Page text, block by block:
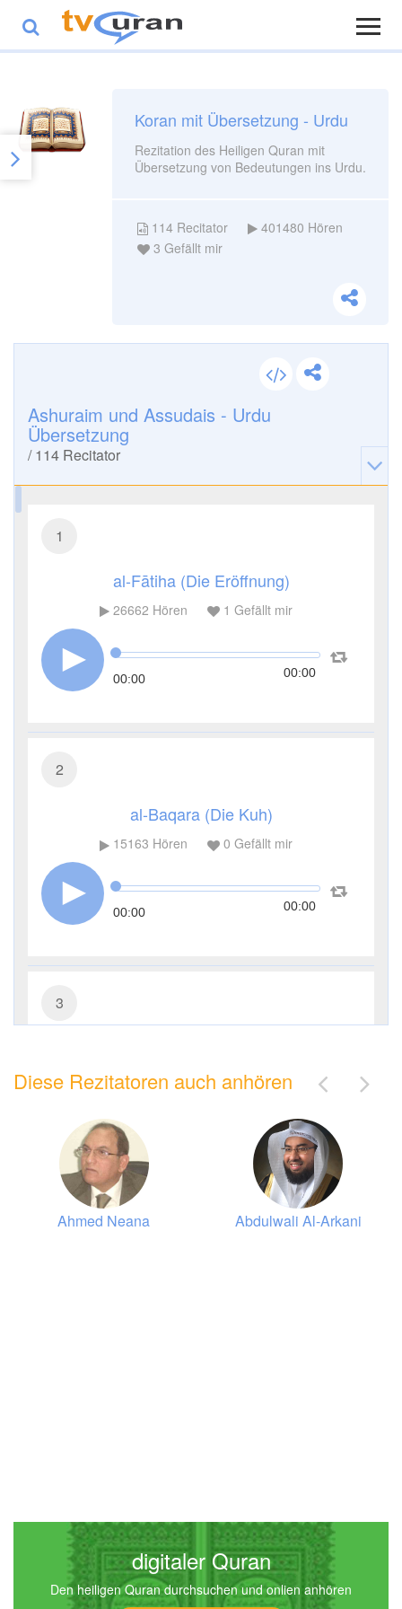
Koran mit Übersetzung - Urdu
Rezitation des Heiligen Quran mit
Übersetzung von Bedeutungen ins Urdu.
114 Recitator 401480 Hören
3 Gefällt mir
Ashuraim und Assudais - Urdu
Übersetzung
/114 Recitator
1
al-Fātiha (Die Eröffnung)
26662 Hören 1 Gefällt mir
00:00 00:00
2
al-Baqara (Die Kuh)
15163 Hören 0 Gefällt mir
00:00 00:00
3
6403Hören 0Gefällt mir
00:00 00:00
4646Hören 0Gefällt mir
Diese Rezitatoren auch anhören
Abdulwali Al-Arkani
Ahmed Neana
digitaler Quran
Den heiligen Quran durchsuchen und onlien anhören